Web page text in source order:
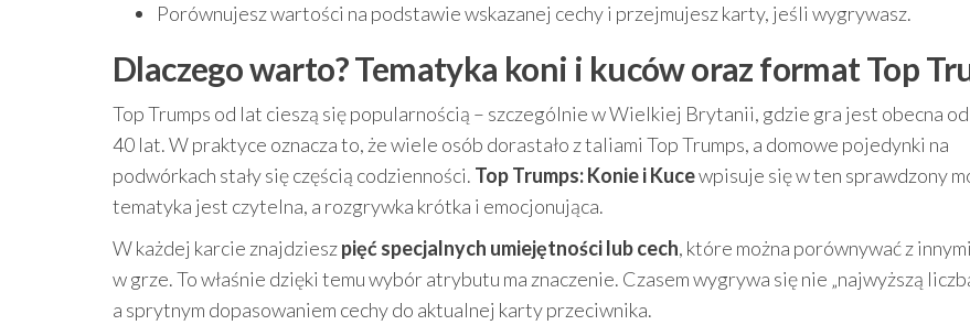
Porównujesz wartości na podstawie wskazanej cechy i przejmujesz karty, jeśli wygrywasz.
Dlaczego warto? Tematyka koni i kuców oraz format Top
Top Trumps od lat cieszą się popularnością – szczególnie w Wielkiej Brytanii, gdzie gra jest obecna
40 lat. W praktyce oznacza to, że wiele osób dorastało z taliami Top Trumps, a domowe pojedynki na
podwórkach stały się częścią codzienności. Top Trumps: Konie i Kucewpisuje się w ten sprawdzony
tematyka jest czytelna, a rozgrywka krótka i emocjonująca.
W każdej karcie znajdzieszpięć specjalnych umiejętności lub cech, które można porównywać z
w grze. To właśnie dzięki temu wybór atrybutu ma znaczenie. Czasem wygrywa się nie „najwyższą
a sprytnym dopasowaniem cechy do aktualnej karty przeciwnika.